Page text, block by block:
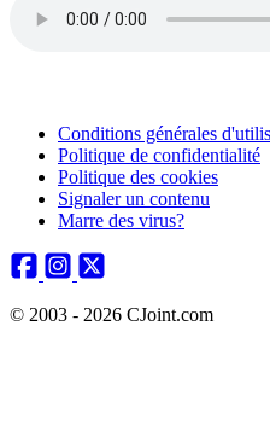
Conditions générales
Politique de confidentialité
Politique des cookies
Signaler un contenu
Marre des virus?
© 2003 - 2026 CJoint.com